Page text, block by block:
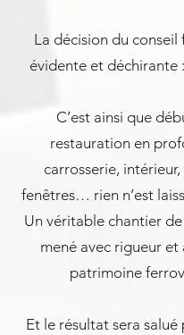
La décision du conseil
évidente et déchirante
C’est ainsi que
restauration en
carrosserie,
fenêtres… rien n’est
Un véritable chantier de
mené avec rigueur et
patrimoine
Et le résultat sera salué